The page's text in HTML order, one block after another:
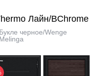
Лайн/BChrome
Букле черное/Wenge
Melinga